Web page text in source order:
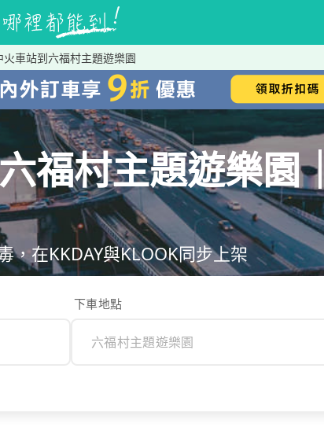
火車站到六福村主題遊樂園
福村主題遊樂園
，在KKDAY與KLOOK同步上架
下車地點